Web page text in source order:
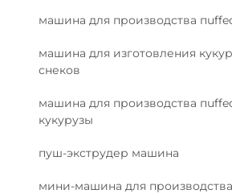
машина для производства
машина для изготовления
снеков
машина для производства
кукурузы
пуш-экструдер машина
мини-машина для